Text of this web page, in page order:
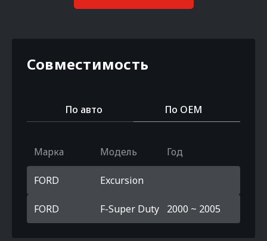
Совместимость
По авто По OEM
Марка Модель Год
FORD Excursion
FORD F-Super Duty 2000 ~ 2005